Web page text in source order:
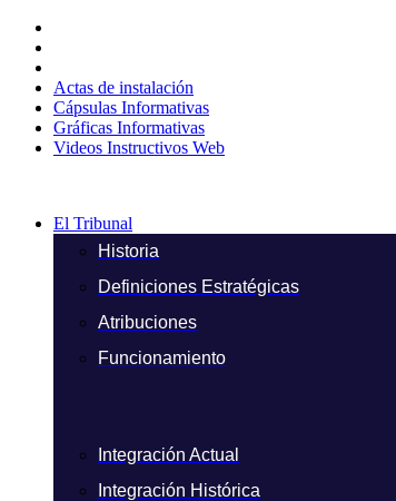
contenido
Actas de instalación
Cápsulas Informativas
Gráficas Informativas
Videos Instructivos Web
El Tribunal
Historia
Definiciones Estratégicas
Atribuciones
Funcionamiento
Integración Actual
Integración Histórica